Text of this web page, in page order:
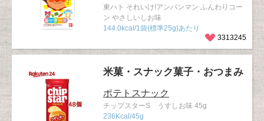
東ハト それいけ!アンパンマン ふんわりコー
ン やさしいしお味
144.0kcal/1袋(標準25g)あたり
3313245
米菓・スナック菓子・おつまみ
ポテトスナック
チップスターS うすしお味 45g
236Kcal/45g